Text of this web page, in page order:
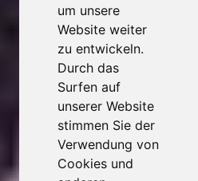
um unsere
Website weiter
zu entwickeln.
Durch das
Surfen auf
unserer Website
stimmen Sie der
Verwendung von
Cookies und